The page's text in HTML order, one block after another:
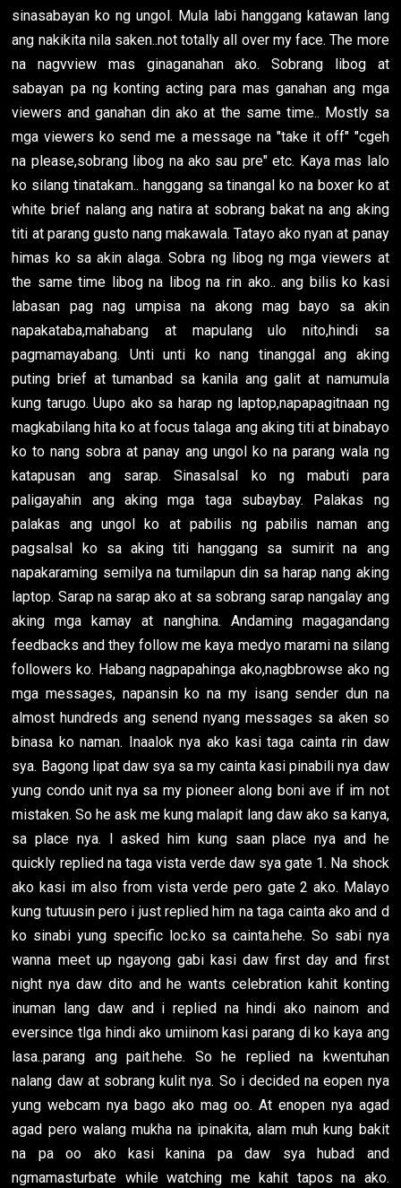
sinasabayan ko ng ungol. Mula labi hanggang katawan lang
ang nakikita nila saken..not totally all over my face. The more
na nagvview mas ginaganahan ako. Sobrang libog at
sabayan pa ng konting acting para mas ganahan ang mga
viewers and ganahan din ako at the same time.. Mostly sa
mga viewers ko send me a message na "take it off" "cgeh
na please,sobrang libog na ako sau pre" etc. Kaya mas lalo
ko silang tinatakam.. hanggang sa tinangal ko na boxer ko at
white brief nalang ang natira at sobrang bakat na ang aking
titi at parang gusto nang makawala. Tatayo ako nyan at panay
himas ko sa akin alaga. Sobra ng libog ng mga viewers at
the same time libog na libog na rin ako.. ang bilis ko kasi
labasan pag nag umpisa na akong mag bayo sa akin
napakataba,mahabang at mapulang ulo nito,hindi sa
pagmamayabang. Unti unti ko nang tinanggal ang aking
puting brief at tumanbad sa kanila ang galit at namumula
kung tarugo. Uupo ako sa harap ng laptop,napapagitnaan ng
magkabilang hita ko at focus talaga ang aking titi at binabayo
ko to nang sobra at panay ang ungol ko na parang wala ng
katapusan ang sarap. Sinasalsal ko ng mabuti para
paligayahin ang aking mga taga subaybay. Palakas ng
palakas ang ungol ko at pabilis ng pabilis naman ang
pagsalsal ko sa aking titi hanggang sa sumirit na ang
napakaraming semilya na tumilapun din sa harap nang aking
laptop. Sarap na sarap ako at sa sobrang sarap nangalay ang
aking mga kamay at nanghina. Andaming magagandang
feedbacks and they follow me kaya medyo marami na silang
followers ko. Habang nagpapahinga ako,nagbbrowse ako ng
mga messages, napansin ko na my isang sender dun na
almost hundreds ang senend nyang messages sa aken so
binasa ko naman. Inaalok nya ako kasi taga cainta rin daw
sya. Bagong lipat daw sya sa my cainta kasi pinabili nya daw
yung condo unit nya sa my pioneer along boni ave if im not
mistaken. So he ask me kung malapit lang daw ako sa kanya,
sa place nya. I asked him kung saan place nya and he
quickly replied na taga vista verde daw sya gate 1. Na shock
ako kasi im also from vista verde pero gate 2 ako. Malayo
kung tutuusin pero i just replied him na taga cainta ako and d
ko sinabi yung specific loc.ko sa cainta.hehe. So sabi nya
wanna meet up ngayong gabi kasi daw first day and first
night nya daw dito and he wants celebration kahit konting
inuman lang daw and i replied na hindi ako nainom and
eversince tlga hindi ako umiinom kasi parang di ko kaya ang
lasa..parang ang pait.hehe. So he replied na kwentuhan
nalang daw at sobrang kulit nya. So i decided na eopen nya
yung webcam nya bago ako mag oo. At enopen nya agad
agad pero walang mukha na ipinakita, alam muh kung bakit
na pa oo ako kasi kanina pa daw sya hubad and
ngmamasturbate while watching me kahit tapos na ako.